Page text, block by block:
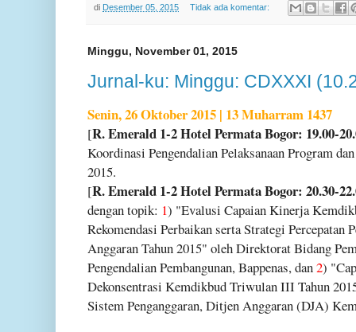
di Desember 05, 2015 Tidak ada komentar:
Minggu, November 01, 2015
Jurnal-ku: Minggu: CDXXXI
Senin, 26 Oktober 2015 | 13 Muharram 1437
[R. Emerald 1-2 Hotel Permata Bogor: 19.00-
Koordinasi Pengendalian Pelaksanaan Program
2015.
[R. Emerald 1-2 Hotel Permata Bogor: 20.30-
dengan topik: 1) "Evalusi Capaian Kinerja
Rekomendasi Perbaikan serta Strategi Percepatan
Anggaran Tahun 2015" oleh Direktorat Bidang
Pengendalian Pembangunan, Bappenas, dan2)
Dekonsentrasi Kemdikbud Triwulan III Tahun
Sistem Penganggaran, Ditjen Anggaran (DJA)